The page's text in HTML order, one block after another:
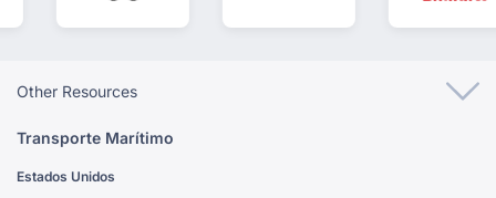
Other Resources
Transporte Marítimo
Estados Unidos